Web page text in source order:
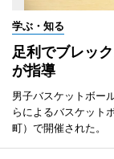
学ぶ・知る
足利でブレッ
が指導
男子バスケットボー
らによるバスケット
町）で開催された。